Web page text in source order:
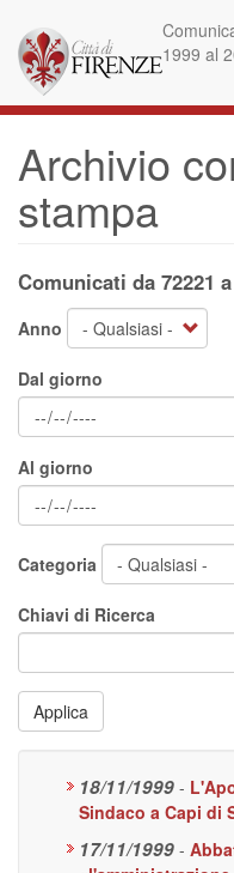
contenuto
principale
1999 al
Archivio
stampa
Comunicati da 72221
Anno
Dal giorno
Al giorno
Categoria
Chiavi di Ricerca
Applica
18/11/1999 -
Sindaco a Capi di
17/11/1999 -